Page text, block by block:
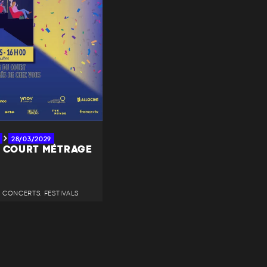
28/03/2029
COURT MÉTRAGE
FESTIVALS